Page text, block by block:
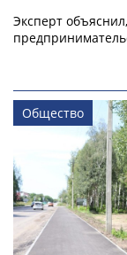
Эксперт
Общество